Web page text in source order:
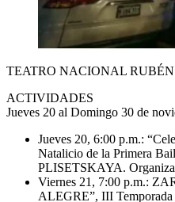
TEATRO NACIONAL
ACTIVIDADES
Jueves 20 al Domingo 30 de
Jueves 20, 6:00 p.m.:
Natalicio de la Primera
PLISETSKAYA. Organiza
Viernes 21, 7:00 p.m.:
ALEGRE”, III